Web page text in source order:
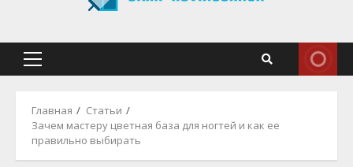
Основное
Главная
Статьи
Зачем мастеру цветная база для ногтей и как ее
правильно выбирать